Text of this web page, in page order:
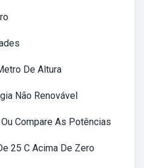
De Altura
Não Renovável
Compare As Potências
25 C Acima De Zero